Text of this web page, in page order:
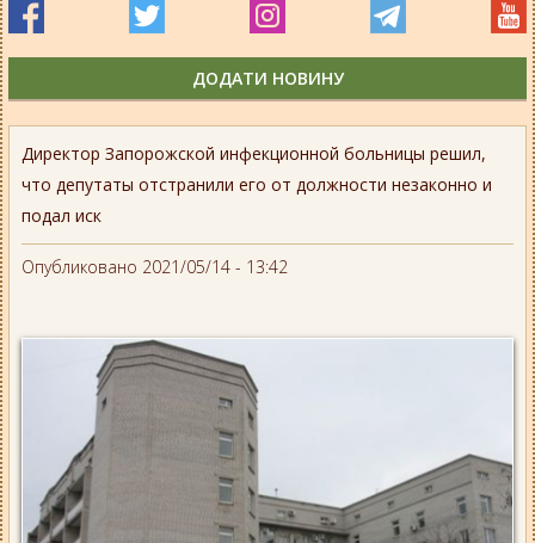
Директор Запорожской инфекционной больницы решил,
что депутаты отстранили его от должности незаконно и
подал иск
Опубликовано 2021/05/14 - 13:42
ДОДАТИ НОВИНУ